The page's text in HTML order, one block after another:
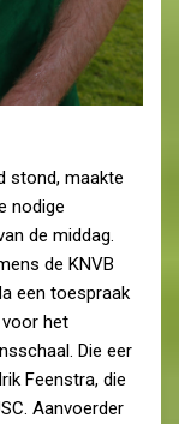
stond, maakte
nodige
de middag.
de KNVB
een toespraak
het
Die eer
Feenstra, die
Aanvoerder